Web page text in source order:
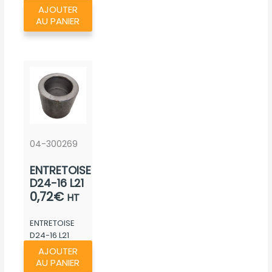
AJOUTER
AU PANIER
04-300269
ENTRETOISE
D24-16 L21
0,72€ HT
ENTRETOISE
D24-16 L21
AJOUTER
AU PANIER